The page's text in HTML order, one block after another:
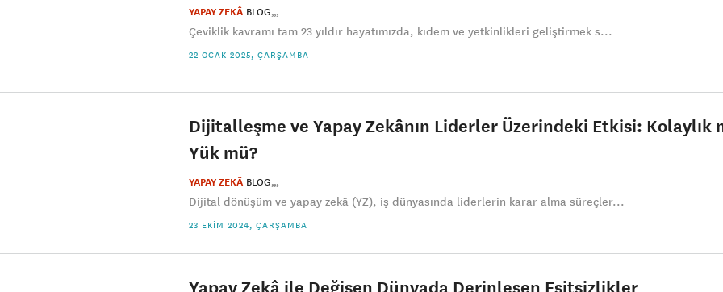
YAPAY ZEKÂ BLOG
Çeviklik kavramı tam 23 yıldır hayatımızda, kıdem ve yetkinlikleri geliştirmek s...
22 OCAK 2025, ÇARŞAMBA
Dijitalleşme ve Yapay Zekânın Liderler Üzerindeki Etkisi: Kolaylık
Yük mü?
YAPAY ZEKÂ BLOG
Dijital dönüşüm ve yapay zekâ (YZ), iş dünyasında liderlerin karar alma süreçler...
23 EKIM 2024, ÇARŞAMBA
Yapay Zekâ ile Değişen Dünyada Derinleşen Eşitsizlikler